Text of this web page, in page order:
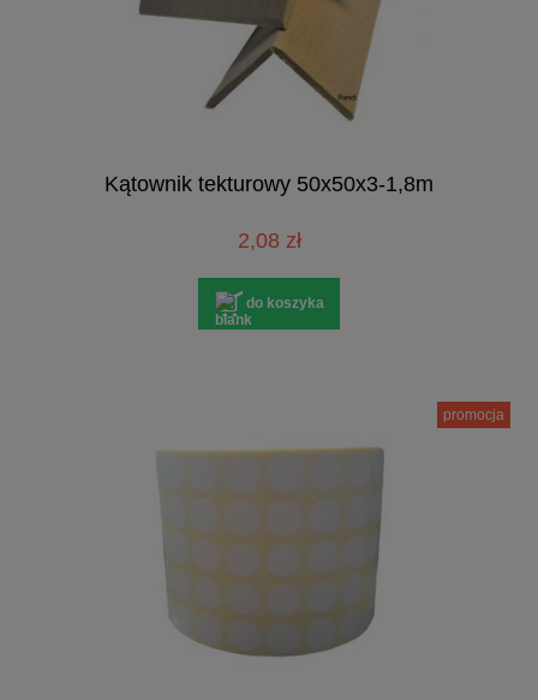
Kątownik tekturowy 50x50x3-1,8m
2,08 zł
do koszyka
promocja